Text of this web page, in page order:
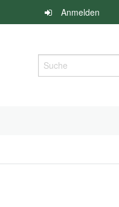
Anmelden
Suche